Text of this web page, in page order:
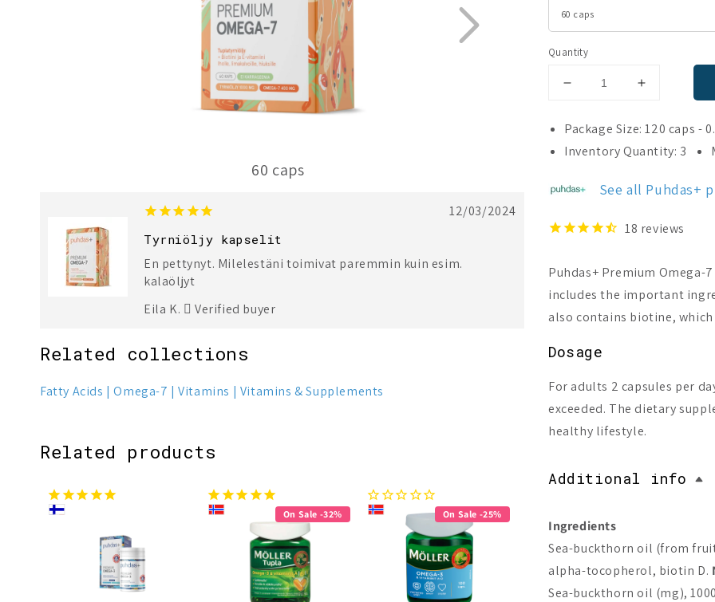
60 caps
12/03/2024
Tyrniöljy kapselit
En pettynyt. Milelestäni toimivat paremmin kuin esim.
kalaöljyt
Eila K.
Verified buyer
Related collections
Fatty Acids Omega-7 Vitamins Vitamins & Supplements
Related products
On Sale -32% On Sale -25%
On Sale -20%
Quantity
Decrease
for
Puhdas+
Premium
7
Increase
for
Puhdas+
Premium
7
Package Size: 120 caps -
Inventory Quantity: 3
See all Puhdas+
18 reviews
Puhdas+ Premium Omega-
includes the important
also contains biotine,
Dosage
For adults 2 capsules per
exceeded. The dietary
healthy lifestyle.
Additional info
Ingredients
Sea-buckthorn oil (from
alpha-tocopherol, biotin D.
Sea-buckthorn oil (mg),